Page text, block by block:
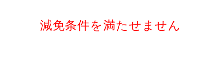
減免条件を満たせません